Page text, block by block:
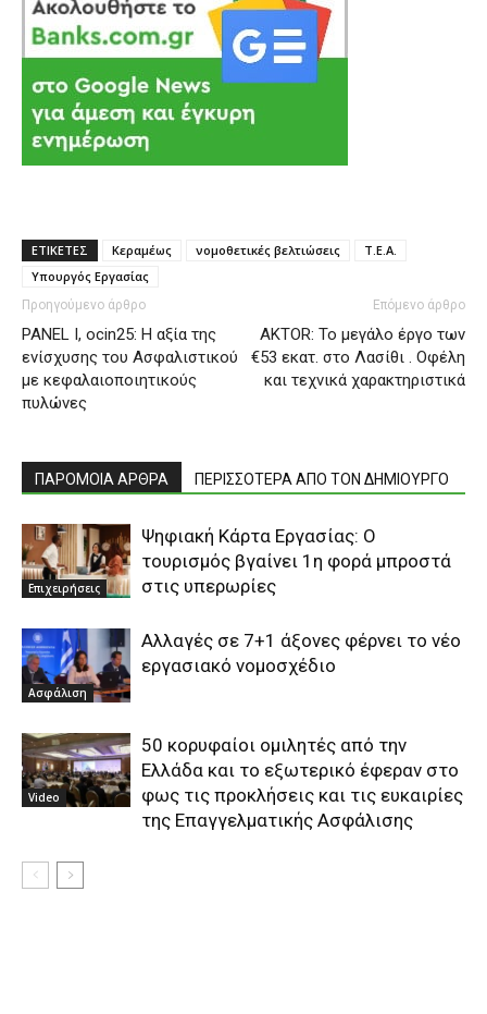
ΕΤΙΚΕΤΕΣ Κεραμέως νομοθετικές βελτιώσεις
Τ.Ε.Α.
Υπουργός Εργασίας
Προηγούμενο άρθρο
PANEL I, ocin25: Η αξία της
ενίσχυσης του Ασφαλιστικού
με κεφαλαιοποιητικούς
πυλώνες
Επόμενο άρθρο
AKTOR: Το μεγάλο έργο των
€53 εκατ. στο Λασίθι . Οφέλη
και τεχνικά χαρακτηριστικά
ΠΑΡΟΜΟΙΑ ΑΡΘΡΑ ΠΕΡΙΣΣΟΤΕΡΑ ΑΠΟ ΤΟΝ ΔΗΜΙΟΥΡΓΟ
Επιχειρήσεις
Ψηφιακή Κάρτα Εργασίας: Ο
τουρισμός βγαίνει 1η φορά μπροστά
στις υπερωρίες
Ασφάλιση
Αλλαγές σε 7+1 άξονες φέρνει το νέο
εργασιακό νομοσχέδιο
Video
50 κορυφαίοι ομιλητές από την
Ελλάδα και το εξωτερικό έφεραν στο
φως τις προκλήσεις και τις ευκαιρίες
της Επαγγελματικής Ασφάλισης